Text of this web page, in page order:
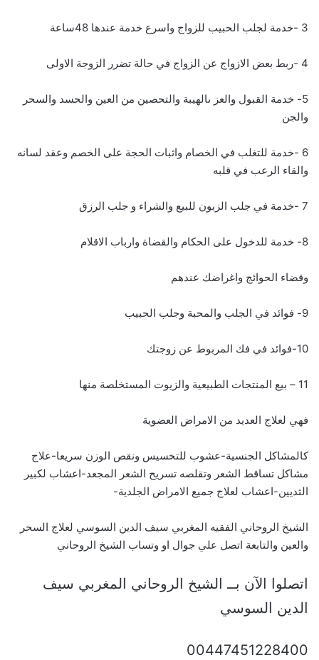
3 -خدمة لجلب الحبيب للزواج واسرع خدمة عندها 48ساعة
4 -ربط بعض الازواج عن الزواج في حالة تضرر الزوجة الاولى
5- خدمة القبول والعز ىالهيبة والتحصين من العين والحسد والسحر
والجن
6 -خدمة للتغلب في الخصام واثبات الحجة على الخصم وعقد لسانه
والقاء الرعب في قلبه
7 -خدمة في جلب الزبون للبيع والشراء و جلب الرزق
8- خدمة للدخول على الحكام والقضاة وارباب الاقلام
وقضاء الحوائج واغراضك عندهم
9- فوائد في الجلب والمحبة وجلب الحبيب
10-فوائد في فك المربوط عن زوجتك
11 – بيع المنتجات الطبيعية والزيوت المستخلصة منها
فهي لعلاج العديد من الامراض العضوية
كالمشاكل الجنسية-عشوب للتخسيس ونقص الوزن سريعا-علاج
مشاكل تساقط الشعر وتقلصه تسريح الشعر المجعد-اعشاب لكبير
الثديين-اعشاب لعلاج جميع الامراض الجلدية-
الشيخ الروحاني الفقيه المغربي سيف الدين السوسي لعلاج السحر
والعين والتابعة اتصل علي جوال او وتساب الشيخ الروحاني
اتصلوا الآن بــ الشيخ الروحاني المغربي سيف
الدين السوسي
00447451228400